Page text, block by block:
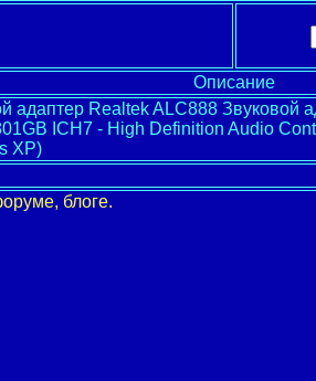
Описание
адаптер Realtek ALC888 Звуковой
ICH7 - High Definition Audio
XP)
блоге.